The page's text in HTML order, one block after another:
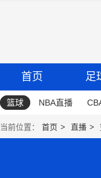
首页 足
篮球 NBA直播
当前位置： 首页 直播